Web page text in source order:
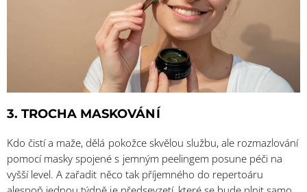
3. TROCHA MASKOVÁNÍ
Kdo čistí a maže, dělá pokožce skvělou službu, ale rozmazlování
pomocí masky spojené s jemným peelingem posune péči na
vyšší level. A zařadit něco tak příjemného do repertoáru